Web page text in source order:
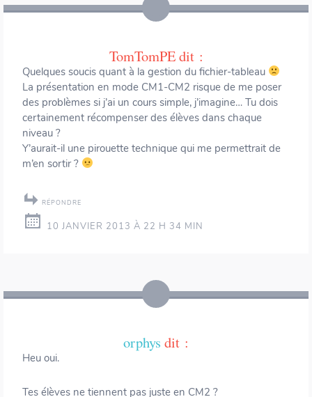
TomTomPEdit :
Quelques soucis quant à la gestion du fichier-tableau
La présentation en mode CM1-CM2 risque de me poser
des problèmes si j’ai un cours simple, j’imagine… Tu dois
certainement récompenser des élèves dans chaque
niveau ?
Y’aurait-il une pirouette technique qui me permettrait de
m’en sortir ?
RÉPONDRE
10 JANVIER 2013 À 22 H 34 MIN
orphys dit :
Heu oui.
Tes élèves ne tiennent pas juste en CM2 ?